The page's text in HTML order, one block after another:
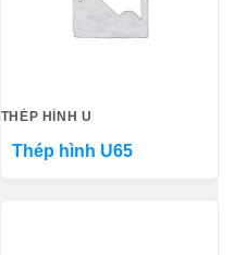
THÉP HÌNH U
Thép hình U65